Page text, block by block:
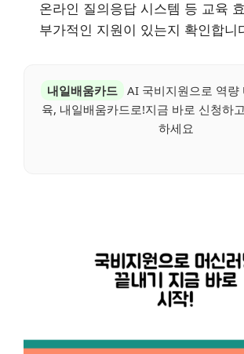
온라인 질의응답 시스템 등 교육
부가적인 지원이 있는지 확인합니
내일배움카드
AI 국비지원으로 역량
육, 내일배움카드로!지금 바로 신청하
하세요